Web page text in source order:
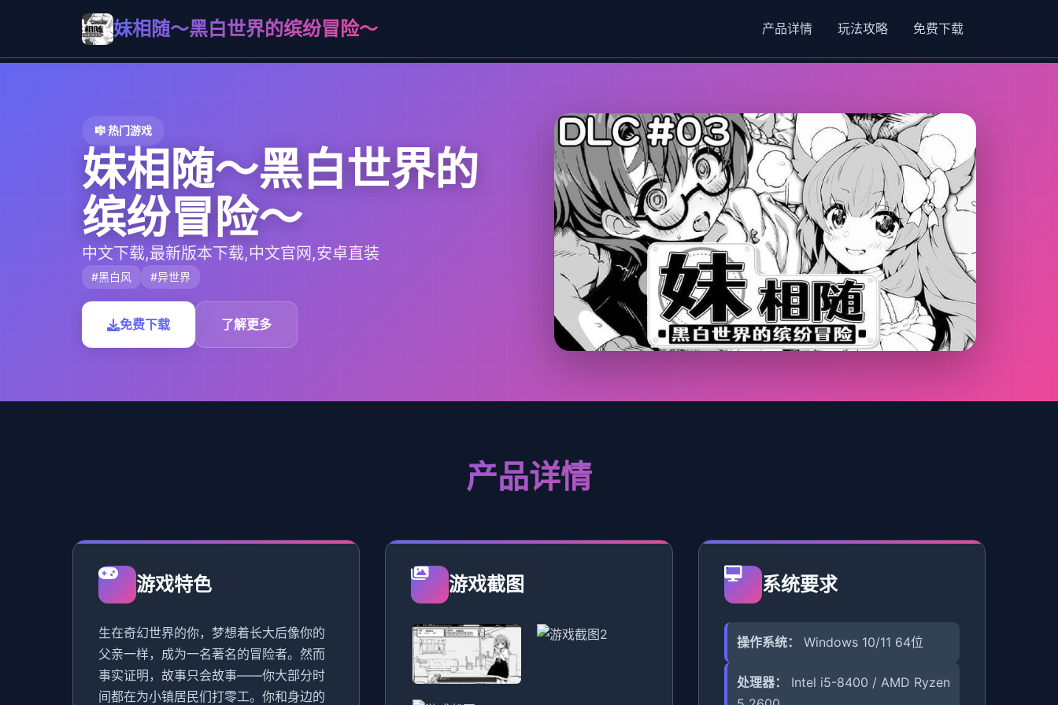
妹相随～黑白世界的缤纷冒险～ 产品详情 玩法攻略 免费下载
🎼 热门游戏
妹相随～黑白世界的
缤纷冒险～
中文下载,最新版本下载,中文官网,安卓直装
#黑白风 #异世界
免费下载 了解更多
产品详情
游戏特色
生在奇幻世界的你，梦想着长大后像你的
父亲一样，成为一名著名的冒险者。然而
事实证明，故事只会故事——你大部分时
间都在为小镇居民们打零工。你和身边的
游戏截图 系统要求
操作系统： Windows 10/11 64位
处理器：
Intel i5-8400 / AMD Ryzen